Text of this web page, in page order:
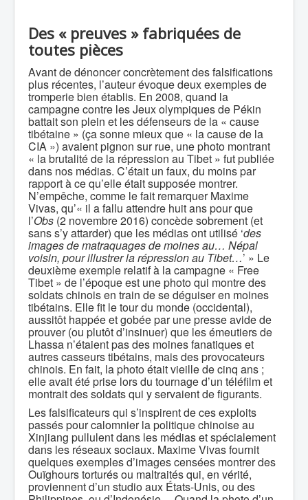
Des « preuves » fabriquées de
toutes pièces
Avant de dénoncer concrètement des falsifications
plus récentes, l’auteur évoque deux exemples de
tromperie bien établis. En 2008, quand la
campagne contre les Jeux olympiques de Pékin
battait son plein et les défenseurs de la « cause
tibétaine » (ça sonne mieux que « la cause de la
CIA ») avaient pignon sur rue, une photo montrant
« la brutalité de la répression au Tibet » fut publiée
dans nos médias. C’était un faux, du moins par
rapport à ce qu’elle était supposée montrer.
N’empêche, comme le fait remarquer Maxime
Vivas, qu’« il a fallu attendre huit ans pour que
l’Obs (2 novembre 2016) concède sobrement (et
sans s’y attarder) que les médias ont utilisé ‘des
images de matraquages de moines au… Népal
voisin, pour illustrer la répression au Tibet…’ » Le
deuxième exemple relatif à la campagne « Free
Tibet » de l’époque est une photo qui montre des
soldats chinois en train de se déguiser en moines
tibétains. Elle fit le tour du monde (occidental),
aussitôt happée et gobée par une presse avide de
prouver (ou plutôt d’insinuer) que les émeutiers de
Lhassa n’étaient pas des moines fanatiques et
autres casseurs tibétains, mais des provocateurs
chinois. En fait, la photo était vieille de cinq ans ;
elle avait été prise lors du tournage d’un téléfilm et
montrait des soldats qui y servaient de figurants.
Les falsificateurs qui s’inspirent de ces exploits
passés pour calomnier la politique chinoise au
Xinjiang pullulent dans les médias et spécialement
dans les réseaux sociaux. Maxime Vivas fournit
quelques exemples d’images censées montrer des
Ouïghours torturés ou maltraités qui, en vérité,
proviennent d’un studio aux États-Unis, ou des